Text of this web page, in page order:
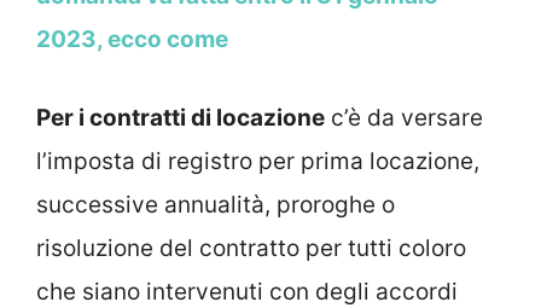
2023, ecco come
Per i contratti di locazione c’è da versare
l’imposta di registro per prima locazione,
successive annualità, proroghe o
risoluzione del contratto per tutti coloro
che siano intervenuti con degli accordi